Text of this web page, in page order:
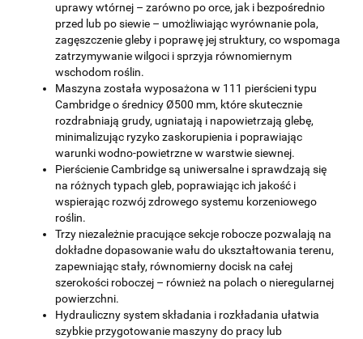
uprawy wtórnej – zarówno po orce, jak i bezpośrednio
przed lub po siewie – umożliwiając wyrównanie pola,
zagęszczenie gleby i poprawę jej struktury, co wspomaga
zatrzymywanie wilgoci i sprzyja równomiernym
wschodom roślin.
Maszyna została wyposażona w 111 pierścieni typu
Cambridge o średnicy Ø500 mm, które skutecznie
rozdrabniają grudy, ugniatają i napowietrzają glebę,
minimalizując ryzyko zaskorupienia i poprawiając
warunki wodno-powietrzne w warstwie siewnej.
Pierścienie Cambridge są uniwersalne i sprawdzają się
na różnych typach gleb, poprawiając ich jakość i
wspierając rozwój zdrowego systemu korzeniowego
roślin.
Trzy niezależnie pracujące sekcje robocze pozwalają na
dokładne dopasowanie wału do ukształtowania terenu,
zapewniając stały, równomierny docisk na całej
szerokości roboczej – również na polach o nieregularnej
powierzchni.
Hydrauliczny system składania i rozkładania ułatwia
szybkie przygotowanie maszyny do pracy lub